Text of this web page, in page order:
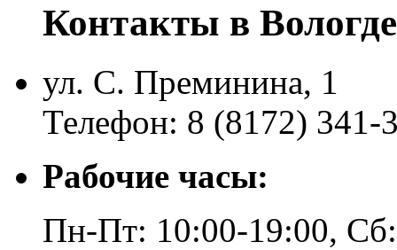
Контакты в Вологде
ул. С. Преминина, 1
Телефон: 8 (8172) 341-
Рабочие часы:
Пн-Пт: 10:00-19:00,